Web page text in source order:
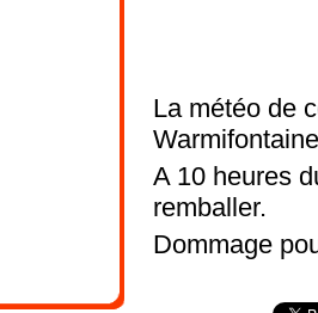
La météo de
A 10 heures
remballer.
Dommage